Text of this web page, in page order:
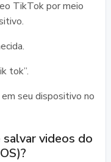
TikTok por meio
tok”.
seu dispositivo no
salvar videos do